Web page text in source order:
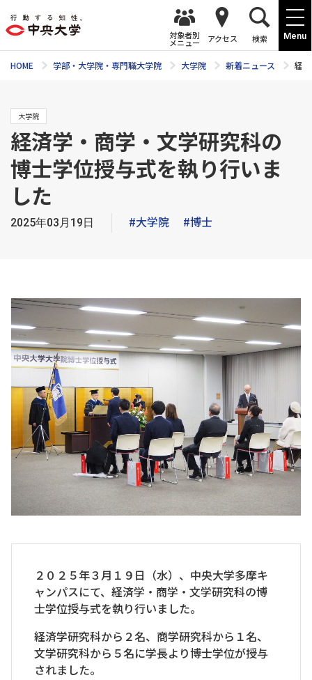
Menu
対象者別
メニュー アクセス 検索
HOME 学部・大学院・専門職大学院 大学院 新着ニュース 経
大学院
経済学・商学・文学研究科の
博士学位授与式を執り行いま
した
2025年03月19日 #大学院 #博士
２０２５年３月１９日（水）、中央大学多摩キ
ャンパスにて、経済学・商学・文学研究科の博
士学位授与式を執り行いました。
経済学研究科から２名、商学研究科から１名、
文学研究科から５名に学長より博士学位が授与
されました。